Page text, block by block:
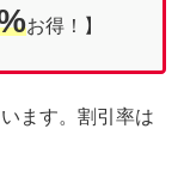
お得！】
ます。割引率は